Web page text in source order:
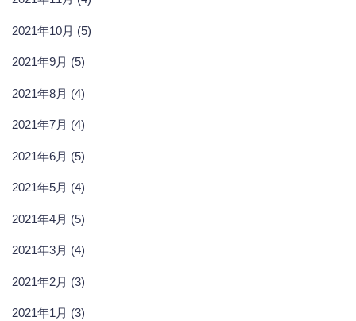
2021年10月 (5)
2021年9月 (5)
2021年8月 (4)
2021年7月 (4)
2021年6月 (5)
2021年5月 (4)
2021年4月 (5)
2021年3月 (4)
2021年2月 (3)
2021年1月 (3)